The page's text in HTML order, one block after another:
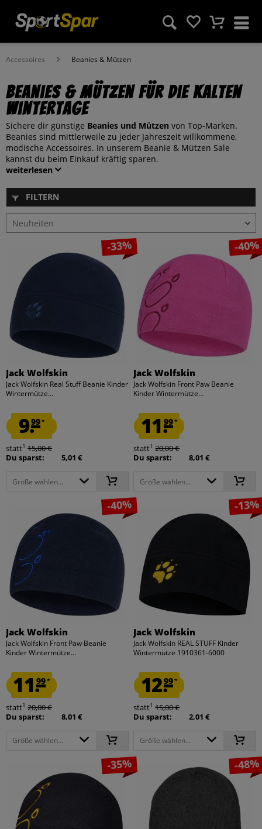
Accessoires Beanies & Mützen
Beanies & Mützen für die kalten
Wintertage
Sichere dir günstige Beanies und Mützen von Top-Marken.
Beanies sind mittlerweile zu jeder Jahreszeit willkommene,
modische Accessoires. In unserem Beanie & Mützen Sale
kannst du beim Einkauf kräftig sparen.
weiterlesen
FILTERN
-33%
Jack Wolfskin
Jack Wolfskin Real Stuff Beanie Kinder
Wintermütze...
9.99*
statt1 15,00 €
Du sparst:
5,01 €
Größe wählen...
-40%
Jack Wolfskin
Jack Wolfskin Front Paw Beanie
Kinder Wintermütze...
11.99*
statt1 20,00 €
Du sparst:
8,01 €
Größe wählen...
-40%
Jack Wolfskin
Jack Wolfskin Front Paw Beanie
Kinder Wintermütze...
11.99*
statt1 20,00 €
Du sparst:
8,01 €
Größe wählen...
-13%
Jack Wolfskin
Jack Wolfskin REAL STUFF Kinder
Wintermütze 1910361-6000
12.99*
statt1 15,00 €
Du sparst:
2,01 €
Größe wählen...
-35% -48%